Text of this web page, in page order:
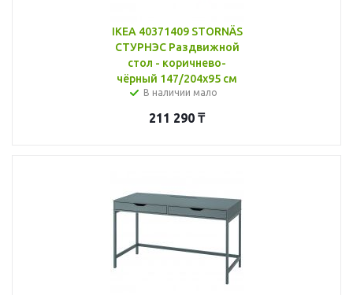
IKEA 40371409 STORNÄS
СТУРНЭС Раздвижной
стол - коричнево-
чёрный 147/204x95 см
В наличии мало
211 290 ₸